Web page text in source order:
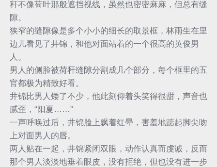
秆不像荷叶那般遮挡视线，虽然也密密麻麻，但总有缝
隙。
狭窄的缝隙像是多个小小的细长的取景框，林雨生在里
边儿看见了井锦，和他对面站着的一个很高的英俊男
人。
男人的侧脸被荷秆缝隙分割成几个部分，每个框里的五
官都极为精致好看。
井锦比男人矮了不少，他此刻仰着头笑得很甜，声音也
腻歪，“阳夏……”
一声呼唤过后，井锦脸上飘着红晕，害羞地踮起脚尖吻
上对面男人的唇。
两人贴在一起，井锦紧闭双眼，动作认真而虔诚，反而
那个男人淡淡地垂着眼皮，没有拒绝，但也没有进一步